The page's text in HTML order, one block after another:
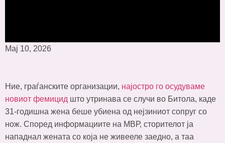
Мај 10, 2026
Ние, граѓанските организации, најостро го осудуваме
новиот фемицид што утринава се случи во Битола, каде
31-годишна жена беше убиена од нејзиниот сопруг со
нож. Според информациите на МВР, сторителот ја
нападнал жената со која не живееле заедно, а таа